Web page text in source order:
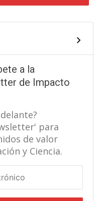
a la
de Impacto
para
de valor
y Ciencia.